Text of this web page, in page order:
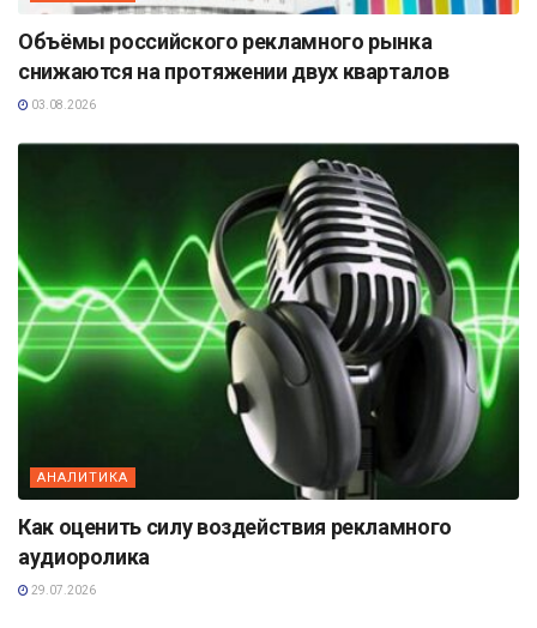
Объёмы российского рекламного рынка
снижаются на протяжении двух кварталов
03.08.2026
АНАЛИТИКА
Как оценить силу воздействия рекламного
аудиоролика
29.07.2026